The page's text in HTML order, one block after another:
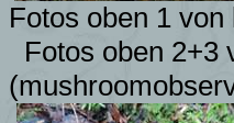
Fotos oben 1 von
Fotos oben 2+3